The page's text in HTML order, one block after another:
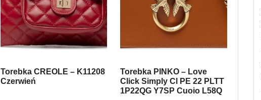
Torebka CREOLE – K11208
Czerwień
Torebka PINKO – Love
Click Simply Cl PE 22 PLTT
1P22QG Y7SP Cuoio L58Q